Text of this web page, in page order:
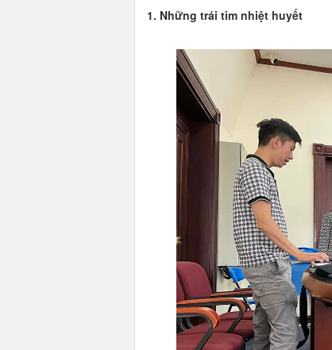
1. Những trái tim nhiệt huyết